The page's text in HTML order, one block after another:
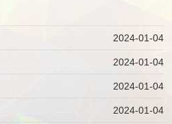
2024-01-04
2024-01-04
2024-01-04
2024-01-04